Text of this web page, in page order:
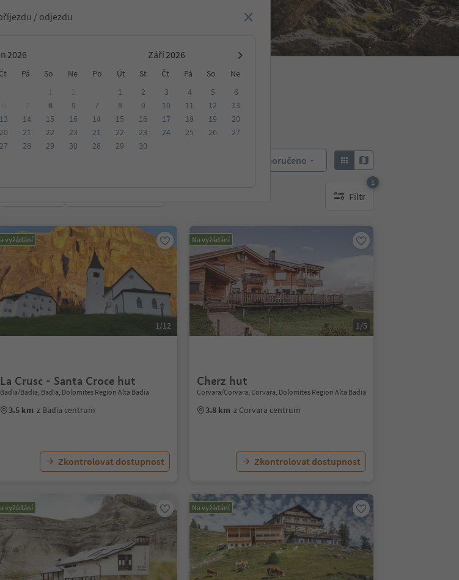
/ odjezdu
Září
Čt Pá So Ne Po Út St Čt Pá So
Ne
8
9
13 14 15
16
20 21 22
23
27 28 29
30
1 2 3 4 5
6
7
8 9 10 11 12
13
14
15 16 17 18 19
20
21
22 23 24 25 26
27
28
29 30
a hostince v
Doporučeno
Filtr
1
1 aktywny filtr
vyžádání
1/12
La Crusc - Santa Croce hut
Badia/Badia, Badia, Dolomites Region Alta Badia
3.5 km z Badia centrum
Zkontrolovat dostupnost
Na vyžádání
1/5
Cherz hut
Corvara/Corvara, Corvara, Dolomites Region Alta Badia
3.8 km z Corvara centrum
Zkontrolovat dostupnost
vyžádání Na vyžádání